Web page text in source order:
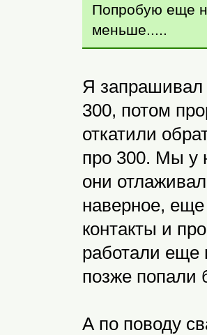
Попробую еще
меньше.....
Я
300, потом
откатили
про 300. Мы у
они
наверное,
контакты и
работали еще
позже попали
А по поводу